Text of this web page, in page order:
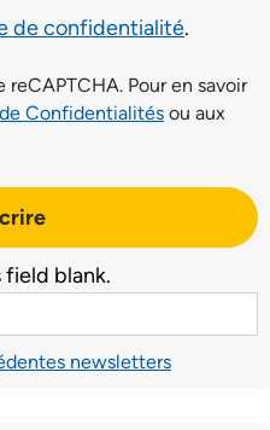
de confidentialité.
Pour en savoir
Confidentialités ou aux
field blank.
newsletters